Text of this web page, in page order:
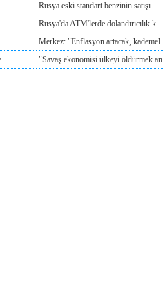
Rusya eski standart benzinin satışı
Rusya'da ATM'lerde dolandırıcılık k
Merkez: "Enflasyon artacak, kademel
"Savaş ekonomisi ülkeyi öldürmek an